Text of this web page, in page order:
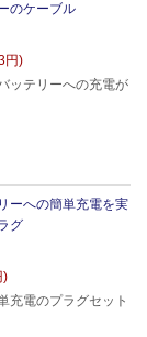
のケーブル
円)
ッテリーへの充電が
ーへの簡単充電を実
グ
)
充電のプラグセット